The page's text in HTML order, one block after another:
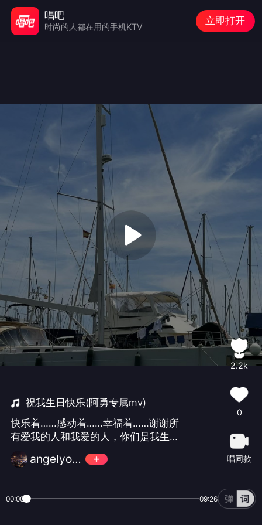
祝我生日快乐(阿勇专属mv)
快乐着……感动着……幸福着……谢谢所
有爱我的人和我爱的人，你们是我生命
们！🙏🙏🙏
angelyong_阿勇
2.2k
0
唱同款
00:00 09:26
唱吧
时尚的人都在用的手机KTV
立即打开